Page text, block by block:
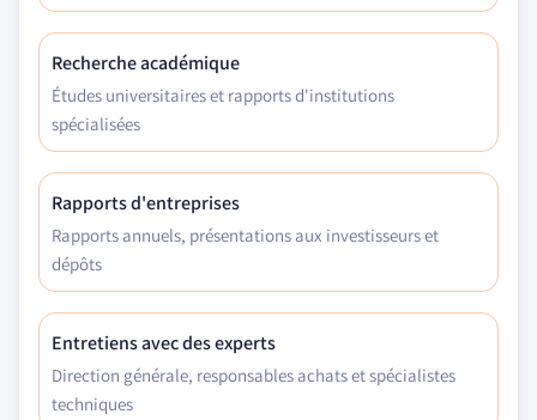
Recherche académique
Études universitaires et rapports d'institutions
spécialisées
Rapports d'entreprises
Rapports annuels, présentations aux investisseurs et
dépôts
Entretiens avec des experts
Direction générale, responsables achats et spécialistes
techniques